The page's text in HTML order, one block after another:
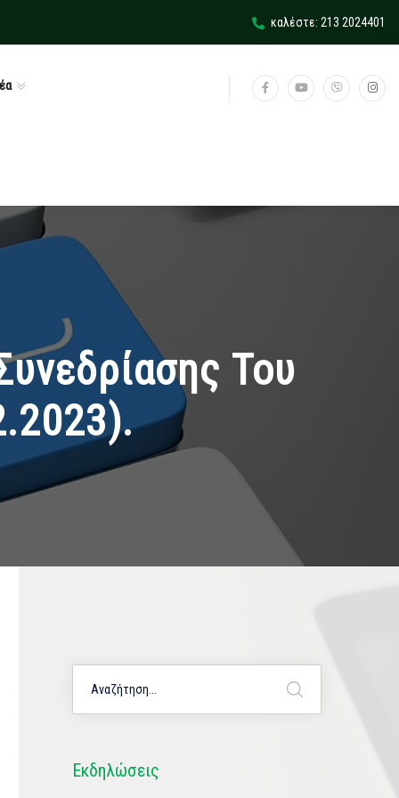
καλέστε: 213 2024401
Του
Εκδηλώσεις